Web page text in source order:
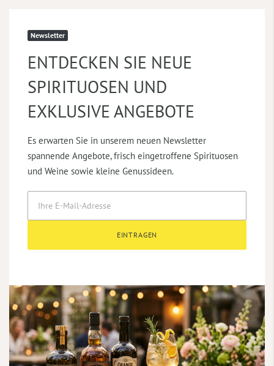
Newsletter
ENTDECKEN SIE NEUE
SPIRITUOSEN UND
EXKLUSIVE ANGEBOTE
Es erwarten Sie in unserem neuen Newsletter
spannende Angebote, frisch eingetroffene Spirituosen
und Weine sowie kleine Genussideen.
EINTRAGEN